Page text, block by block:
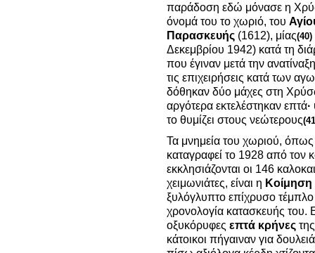
παράδοση εδώ μόνασε η
όνομά του το χωριό, του
Παρασκευής (1612), μίας(40)
Δεκεμβρίου 1942) κατά τη
που έγιναν μετά την
τις επιχειρήσεις κατά των
δόθηκαν δύο μάχες στη
αργότερα εκτελέστηκαν επτά·
το θυμίζει στους νεώτερους
Τα μνημεία του χωριού,
καταγραφεί το 1928 από τον
εκκλησιάζονται οι 146
χειμωνιάτες, είναι η Κοίμηση
ξυλόγλυπτο επίχρυσο
χρονολογία κατασκευής του.
οξυκόρυφες επτά κρήνες
κάτοικοι πήγαιναν για